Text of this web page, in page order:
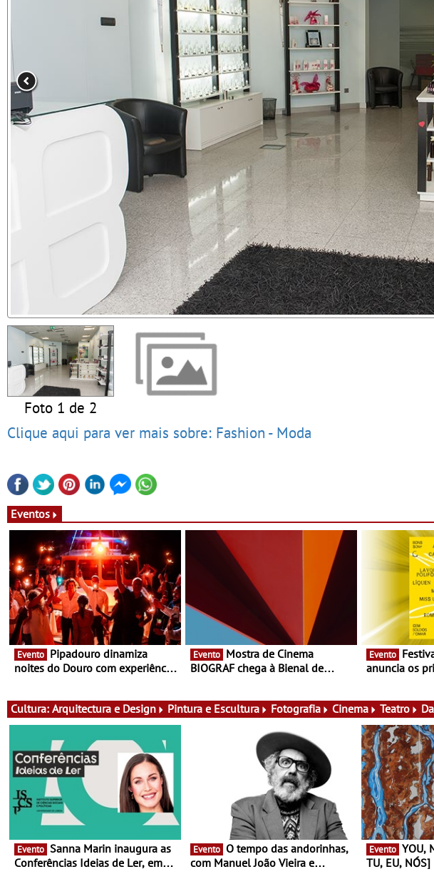
Foto 1 de 2
Clique aqui para ver mais sobre: Fashion - Moda
Eventos
Evento
noites do Douro com experiência
Evento
BIOGRAF chega à Bienal de
práticas artísticas
Evento
anuncia os
Cultura: Arquitectura e Design Pintura e Escultura Fotografia Cinema Teatro
Evento
Conferências Ideias de Ler, em
Evento
com Manuel João Vieira e
Evento
TU, EU,